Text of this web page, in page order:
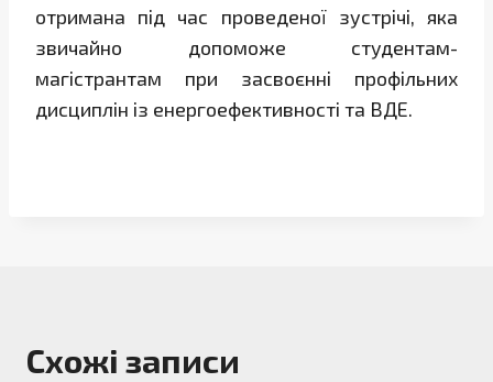
отримана під час проведеної зустрічі, яка
звичайно допоможе студентам-
магістрантам при засвоєнні профільних
дисциплін із енергоефективності та ВДЕ.
Схожі записи